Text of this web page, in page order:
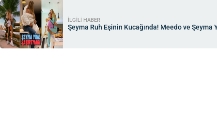
İLGİLİ HABER
Şeyma Ruh Eşinin Kucağında! Meedo ve Şeyma